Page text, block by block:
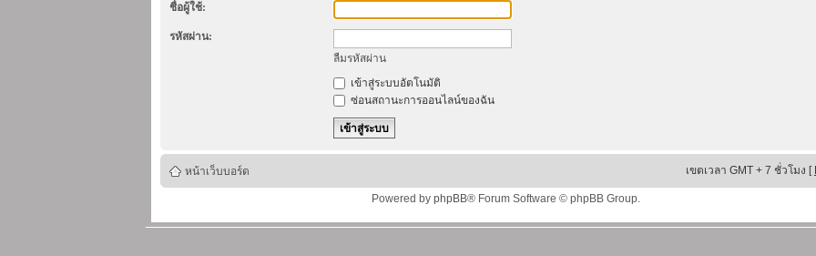
ชื่อผู้ใช้:
รหัสผ่าน:
ลืมรหัสผ่าน
เข้าสู่ระบบอัตโนมัติ
ซ่อนสถานะการออนไลน์ของฉัน
หน้าเว็บบอร์ด เขตเวลา GMT + 7 ชั่วโมง [
Powered by phpBB® Forum Software © phpBB Group.